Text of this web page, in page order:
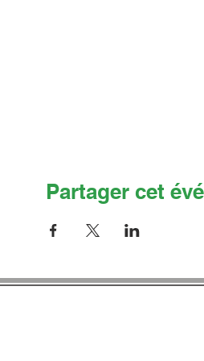
Partager cet